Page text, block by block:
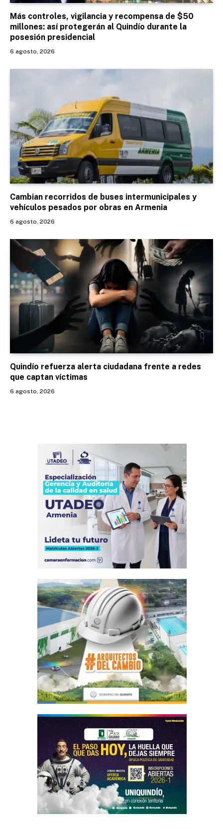
Más controles, vigilancia y recompensa de $50
millones: así protegerán al Quindío durante la
posesión presidencial
6 agosto, 2026
Cambian recorridos de buses intermunicipales y
vehículos pesados por obras en Armenia
6 agosto, 2026
Quindío refuerza alerta ciudadana frente a redes
que captan víctimas
6 agosto, 2026